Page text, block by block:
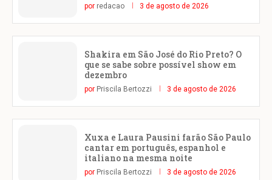
por redacao 3 de agosto de 2026
Shakira em São José do Rio Preto? O
que se sabe sobre possível show em
dezembro
por Priscila Bertozzi 3 de agosto de 2026
Xuxa e Laura Pausini farão São Paulo
cantar em português, espanhol e
italiano na mesma noite
por Priscila Bertozzi 3 de agosto de 2026